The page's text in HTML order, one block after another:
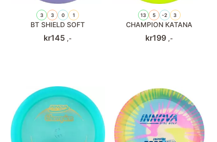
3 3 0 1
BT SHIELD SOFT
kr145 ,-
13 5 -2 3
CHAMPION KATANA
kr199 ,-